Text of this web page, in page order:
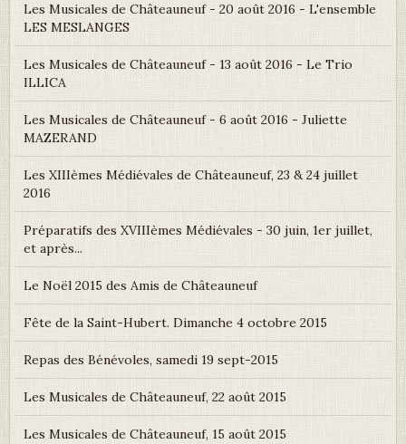
Les Musicales de Châteauneuf - 20 août 2016 - L'ensemble
LES MESLANGES
Les Musicales de Châteauneuf - 13 août 2016 - Le Trio
ILLICA
Les Musicales de Châteauneuf - 6 août 2016 - Juliette
MAZERAND
Les XIIIèmes Médiévales de Châteauneuf, 23 & 24 juillet
2016
Préparatifs des XVIIIèmes Médiévales - 30 juin, 1er juillet,
et après...
Le Noël 2015 des Amis de Châteauneuf
Fête de la Saint-Hubert. Dimanche 4 octobre 2015
Repas des Bénévoles, samedi 19 sept-2015
Les Musicales de Châteauneuf, 22 août 2015
Les Musicales de Châteauneuf, 15 août 2015